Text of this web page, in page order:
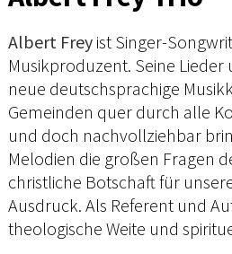
Albert Frey ist Singer-
Musikproduzent. Seine
neue deutschsprachige
Gemeinden quer durch alle
und doch nachvollziehbar
Melodien die großen Fragen
christliche Botschaft für
Ausdruck. Als Referent und
theologische Weite und